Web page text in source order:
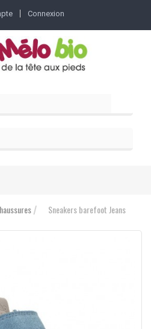
Connexion
Sneakers barefoot Jeans